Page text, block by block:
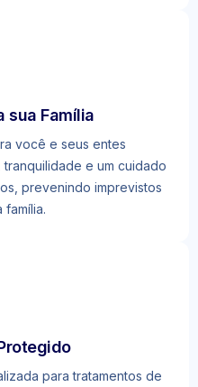
sua Família
você e seus entes
e um cuidado
prevenindo imprevistos
para tratamentos de